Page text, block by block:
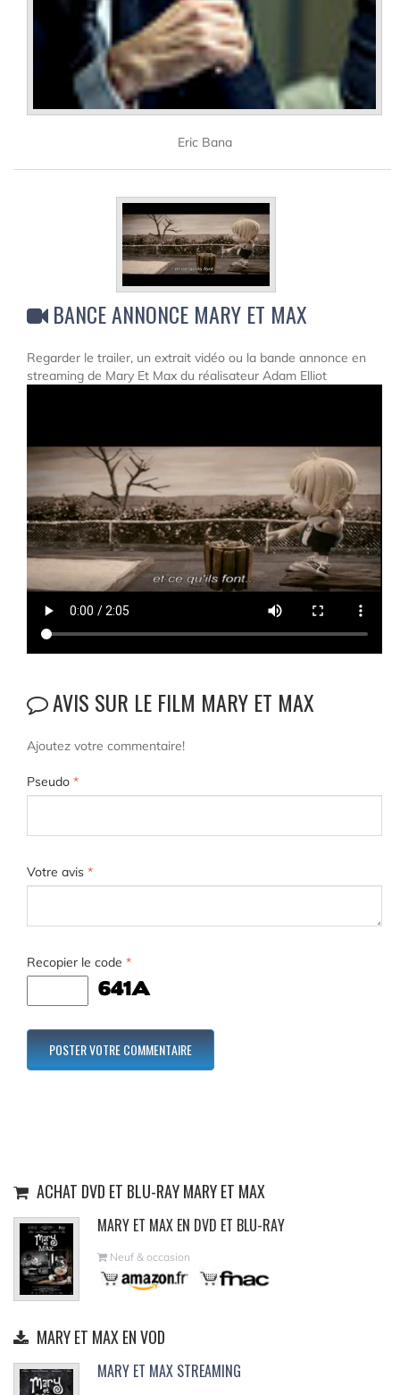
Eric Bana
BANCE ANNONCE MARY ET MAX
Regarder le trailer, un extrait vidéo ou la bande annonce en
streaming de Mary Et Max du réalisateur Adam Elliot
AVIS SUR LE FILM MARY ET MAX
Ajoutez votre commentaire!
Pseudo *
Votre avis *
Recopier le code *
ACHAT DVD ET BLU-RAY MARY ET MAX
MARY ET MAX EN DVD ET BLU-RAY
Neuf & occasion
MARY ET MAX EN VOD
MARY ET MAX STREAMING